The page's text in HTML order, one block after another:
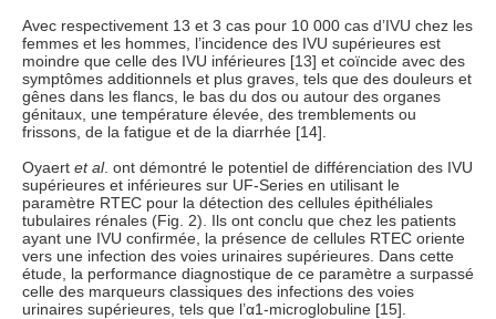
Avec respectivement 13 et 3 cas pour 10 000 cas d’IVU chez les
femmes et les hommes, l’incidence des IVU supérieures est
moindre que celle des IVU inférieures [13] et coïncide avec des
symptômes additionnels et plus graves, tels que des douleurs et
gênes dans les flancs, le bas du dos ou autour des organes
génitaux, une température élevée, des tremblements ou
frissons, de la fatigue et de la diarrhée [14].
Oyaert et al. ont démontré le potentiel de différenciation des IVU
supérieures et inférieures sur UF-Series en utilisant le
paramètre RTEC pour la détection des cellules épithéliales
tubulaires rénales (Fig. 2). Ils ont conclu que chez les patients
ayant une IVU confirmée, la présence de cellules RTEC oriente
vers une infection des voies urinaires supérieures. Dans cette
étude, la performance diagnostique de ce paramètre a surpassé
celle des marqueurs classiques des infections des voies
urinaires supérieures, tels que l’α1-microglobuline [15].